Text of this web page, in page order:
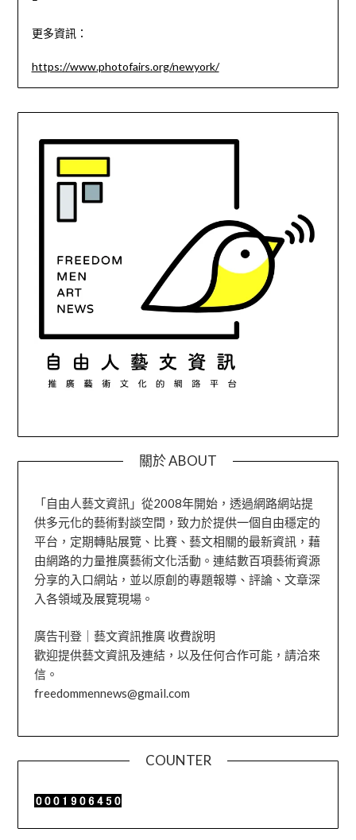
更多資訊：
https://www.photofairs.org/newyork/
關於 ABOUT
「自由人藝文資訊」從2008年開始，透過網路網站提
供多元化的藝術對談空間，致力於提供一個自由穩定的
平台，定期轉貼展覽、比賽、藝文相關的最新資訊，藉
由網路的力量推廣藝術文化活動。連結數百項藝術資源
分享的入口網站，並以原創的專題報導、評論、文章深
入各領域及展覽現場。
廣告刊登｜藝文資訊推廣 收費說明
歡迎提供藝文資訊及連結，以及任何合作可能，請洽來
信。
freedommennews@gmail.com
COUNTER